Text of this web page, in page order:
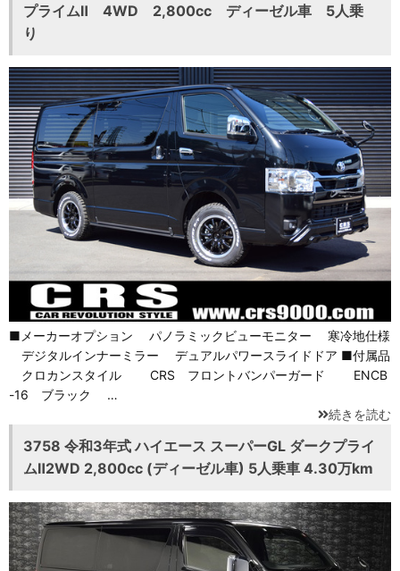
プライムⅡ 4WD 2,800cc ディーゼル車 5人乗
り
■メーカーオプション パノラミックビューモニター 寒冷地仕様
デジタルインナーミラー デュアルパワースライドドア ■付属品
クロカンスタイル CRS フロントバンパーガード ENCB
-16 ブラック …
続きを読む
3758 令和3年式 ハイエース スーパーGL ダークプライ
ムⅡ2WD 2,800cc (ディーゼル車) 5人乗車 4.30万km